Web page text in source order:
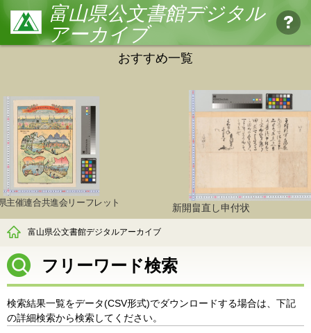
富山県公文書館デジタル
アーカイブ
おすすめ一覧
ーフレット 新開畠直し申付状
富山県公文書館デジタルアーカイブ
フリーワード検索
検索結果一覧をデータ(CSV形式)でダウンロードする場合は、下記
の詳細検索から検索してください。